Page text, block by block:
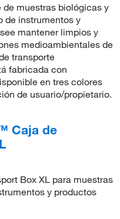
de muestras biológicas y
de instrumentos y
mantener limpios y
medioambientales de
transporte
fabricada con
en tres colores
de usuario/propietario.
Caja de
Box XL para muestras
y productos